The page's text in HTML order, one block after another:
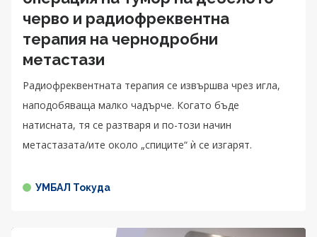
черво и радиофреквентна
терапия на чернодробни
метастази
Радиофреквентната терапия се извършва чрез игла,
наподобяваща малко чадърче. Когато бъде
натисната, тя се разтваря и по-този начин
метастазата/ите около „спиците“ ѝ се изгарят.
УМБАЛ Токуда